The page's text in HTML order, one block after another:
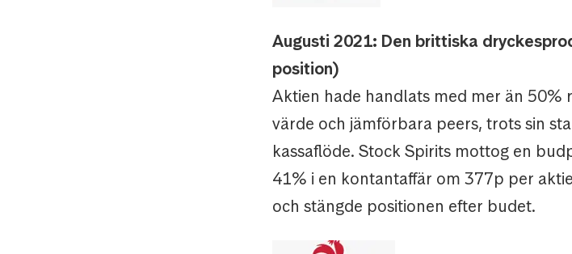
Augusti 2021: Den brittiska
position)
Aktien hade handlats med mer än
värde och jämförbara peers, trots sin
kassaflöde. Stock Spirits mottog en
41% i en kontantaffär om 377p per
och stängde positionen efter budet.